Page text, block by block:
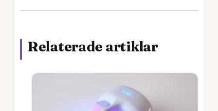
Relaterade artiklar